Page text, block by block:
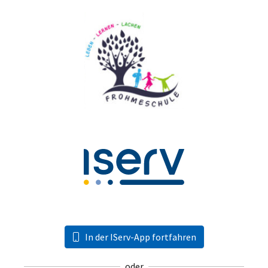
In der IServ-App fortfahren